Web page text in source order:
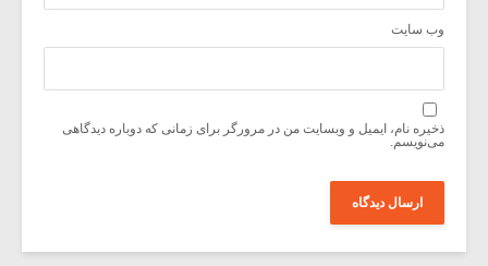
وب‌ سایت
ذخیره نام، ایمیل و وبسایت من در مرورگر برای زمانی که دوباره دیدگاهی
می‌نویسم.